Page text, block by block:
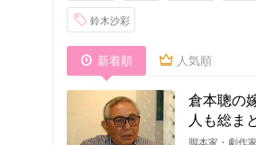
鈴木沙彩
新着順 人気順
倉本聰の
人も総ま
脚本家・劇作